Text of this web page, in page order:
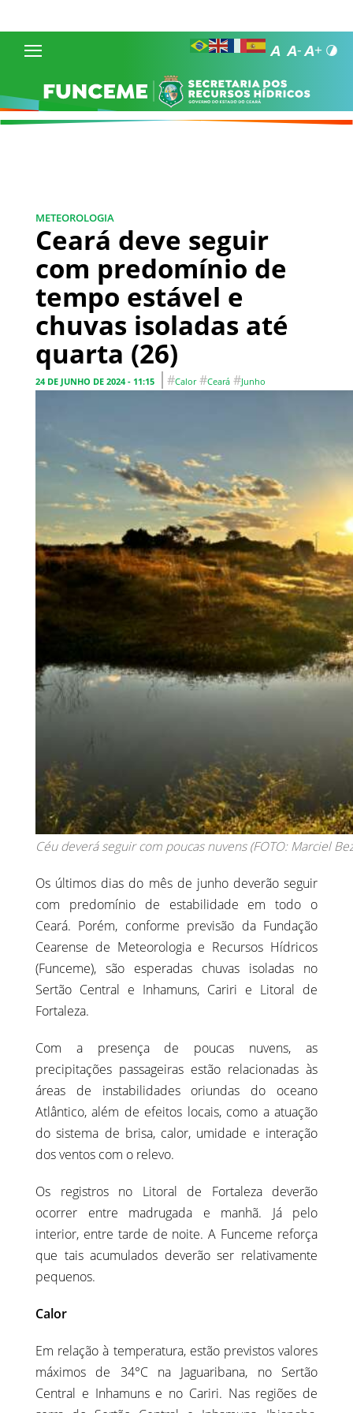
METEOROLOGIA
Ceará deve seguir
com predomínio de
tempo estável e
chuvas isoladas até
quarta (26)
24 DE JUNHO DE 2024 - 11:15 #Calor#Ceará #Junho
Céu deverá seguir com poucas nuvens (FOTO: Marciel
Os últimos dias do mês de junho deverão seguir
com predomínio de estabilidade em todo o
Ceará. Porém, conforme previsão da Fundação
Cearense de Meteorologia e Recursos Hídricos
(Funceme), são esperadas chuvas isoladas no
Sertão Central e Inhamuns, Cariri e Litoral de
Fortaleza.
Com a presença de poucas nuvens, as
precipitações passageiras estão relacionadas às
áreas de instabilidades oriundas do oceano
Atlântico, além de efeitos locais, como a atuação
do sistema de brisa, calor, umidade e interação
dos ventos com o relevo.
Os registros no Litoral de Fortaleza deverão
ocorrer entre madrugada e manhã. Já pelo
interior, entre tarde de noite. A Funceme reforça
que tais acumulados deverão ser relativamente
pequenos.
Calor
Em relação à temperatura, estão previstos valores
máximos de 34°C na Jaguaribana, no Sertão
Central e Inhamuns e no Cariri. Nas regiões de